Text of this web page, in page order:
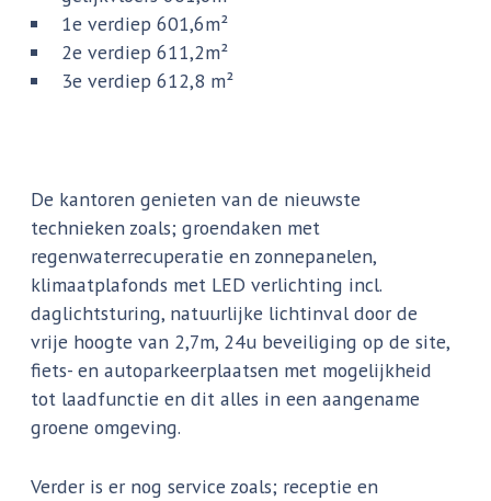
1e verdiep 601,6m²
2e verdiep 611,2m²
3e verdiep 612,8 m²
De kantoren genieten van de nieuwste
technieken zoals; groendaken met
regenwaterrecuperatie en zonnepanelen,
klimaatplafonds met LED verlichting incl.
daglichtsturing, natuurlijke lichtinval door de
vrije hoogte van 2,7m, 24u beveiliging op de site,
fiets- en autoparkeerplaatsen met mogelijkheid
tot laadfunctie en dit alles in een aangename
groene omgeving.
Verder is er nog service zoals; receptie en